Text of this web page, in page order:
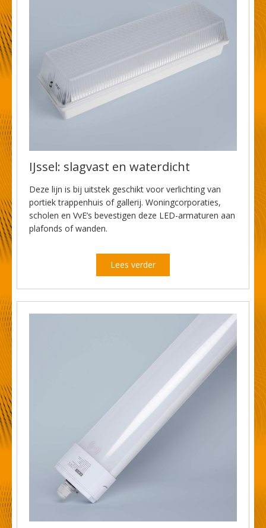
IJssel: slagvast en waterdicht
Deze lijn is bij uitstek geschikt voor verlichting van
portiek trappenhuis of gallerij. Woningcorporaties,
scholen en VvE’s bevestigen deze LED-armaturen aan
plafonds of wanden.
Lees verder